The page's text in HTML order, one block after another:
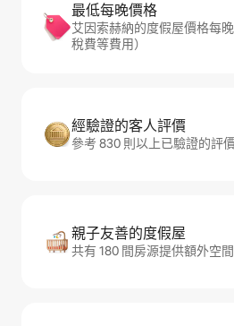
最低每晚價格
艾因索赫納的度假屋價格每
稅費等費用）
經驗證的客人評價
參考 830 則以上已驗證的評
親子友善的度假屋
共有 180 間房源提供額外空